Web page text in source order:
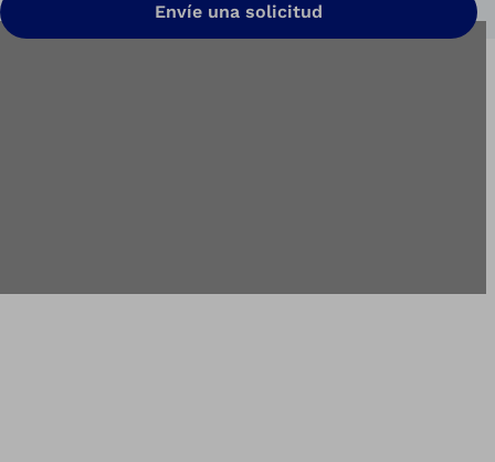
Envíe una solicitud